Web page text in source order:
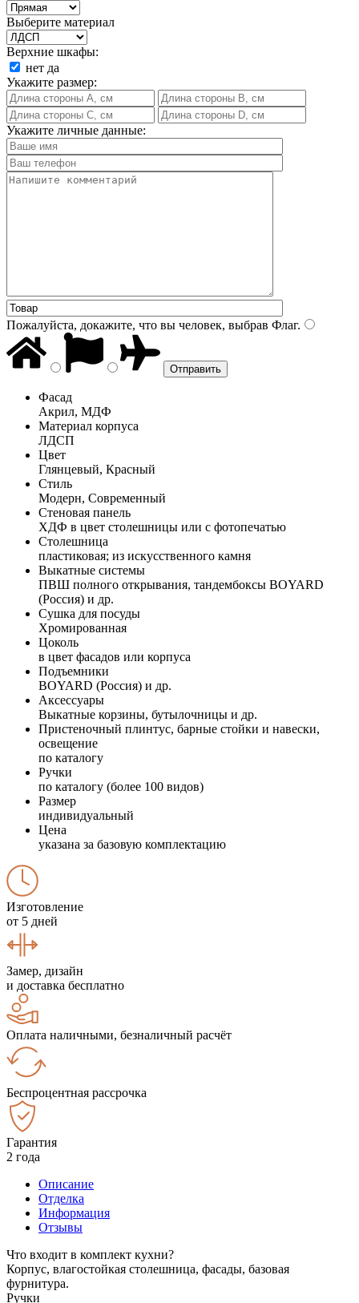
Выберите материал
Верхние шкафы:
нет да
Укажите размер:
Укажите личные данные:
Пожалуйста, докажите, что вы человек, выбрав Флаг.
Фасад
Акрил, МДФ
Материал корпуса
ЛДСП
Цвет
Глянцевый, Красный
Стиль
Модерн, Современный
Стеновая панель
ХДФ в цвет столешницы или с фотопечатью
Столешница
пластиковая; из искусственного камня
Выкатные системы
ПВШ полного открывания, тандембоксы BOYARD
(Россия) и др.
Сушка для посуды
Хромированная
Цоколь
в цвет фасадов или корпуса
Подъемники
BOYARD (Россия) и др.
Аксессуары
Выкатные корзины, бутылочницы и др.
Пристеночный плинтус, барные стойки и навески,
освещение
по каталогу
Ручки
по каталогу (более 100 видов)
Размер
индивидуальный
Цена
указана за базовую комплектацию
Изготовление
от 5 дней
Замер, дизайн
и доставка бесплатно
Оплата наличными, безналичный расчёт
Беспроцентная рассрочка
Гарантия
2 года
Описание
Отделка
Информация
Отзывы
Что входит в комплект кухни?
Корпус, влагостойкая столешница, фасады, базовая
фурнитура.
Ручки